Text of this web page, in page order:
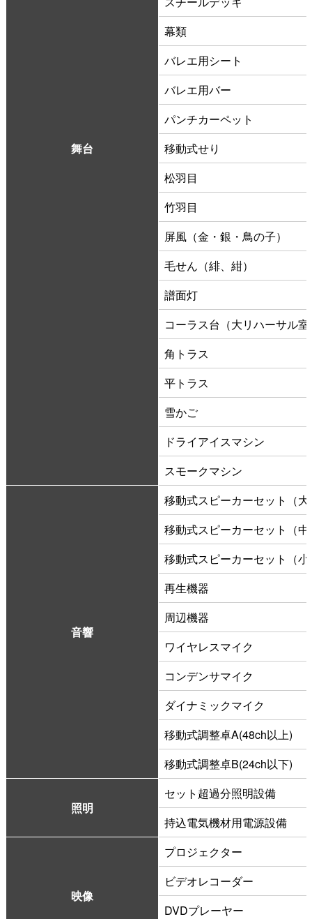
舞台
幕類
バレエ用シート
バレエ用バー
パンチカーペット
移動式せり
松羽目
竹羽目
屏風（金・銀・鳥の子）
毛せん（緋、紺）
譜面灯
コーラス台（大リハーサル
角トラス
平トラス
雪かご
ドライアイスマシン
スモークマシン
音響
移動式スピーカーセット（
移動式スピーカーセット（
移動式スピーカーセット（
再生機器
周辺機器
ワイヤレスマイク
コンデンサマイク
ダイナミックマイク
移動式調整卓A(48ch以上)
移動式調整卓B(24ch以下)
照明
セット超過分照明設備
持込電気機材用電源設備
映像
プロジェクター
ビデオレコーダー
DVDプレーヤー